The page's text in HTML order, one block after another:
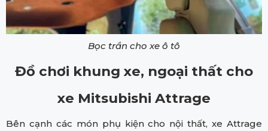
Bọc trần cho xe ô tô
Đồ chơi khung xe, ngoại thất cho
xe Mitsubishi Attrage
Bên cạnh các món phụ kiện cho nội thất, xe Attrage